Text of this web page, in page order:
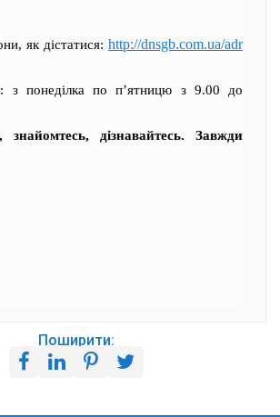
як дістатися: http://dnsgb.com.ua/adr
з понеділка по п’ятницю з 9.00 до
знайомтесь, дізнавайтесь. Завжди
Поширити: